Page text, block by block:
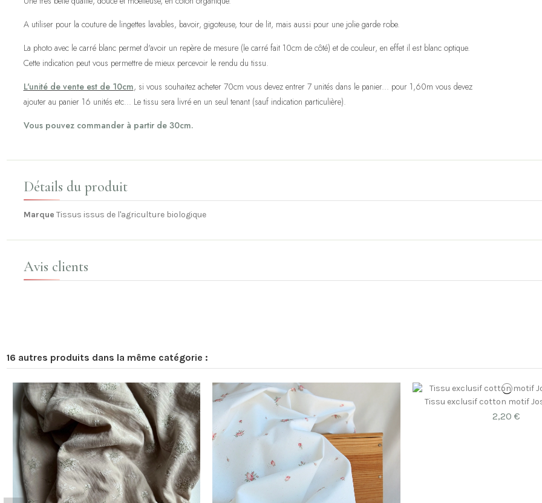
A utiliser pour la couture de lingettes lavables, bavoir, gigoteuse, tour de lit, mais aussi pour une jolie garde robe.
La photo avec le carré blanc permet d'avoir un repère de mesure (le carré fait 10cm de côté) et de couleur, en effet il est blanc optique.
Cette indication peut vous permettre de mieux percevoir le rendu du tissu.
L'unité de vente est de 10cm, si vous souhaitez acheter 70cm vous devez entrer 7 unités dans le panier... pour 1,60m vous devez
ajouter au panier 16 unités etc... Le tissu sera livré en un seul tenant (sauf indication particulière).
Vous pouvez commander à partir de 30cm.
Détails du produit
Marque Tissus issus de l'agriculture biologique
Avis clients
16 autres produits dans la même catégorie :
Tissu exclusif cotton motif
2,20 €